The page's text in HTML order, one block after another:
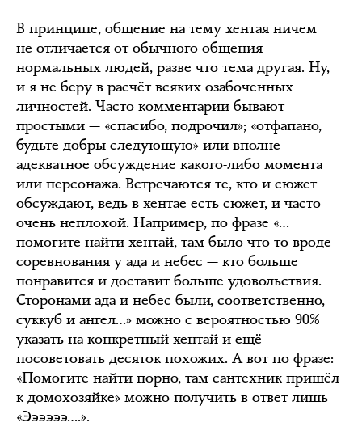
В принципе, общение на тему хентая ничем
не отличается от обычного общения
нормальных людей, разве что тема другая. Ну,
и я не беру в расчёт всяких озабоченных
личностей. Часто комментарии бывают
простыми — «спасибо, подрочил»; «отфапано,
будьте добры следующую» или вполне
адекватное обсуждение какого-либо момента
или персонажа. Встречаются те, кто и сюжет
обсуждают, ведь в хентае есть сюжет, и часто
очень неплохой. Например, по фразе «…
помогите найти хентай, там было что-то вроде
соревнования у ада и небес — кто больше
понравится и доставит больше удовольствия.
Сторонами ада и небес были, соответственно,
суккуб и ангел…» можно с вероятностью 90%
указать на конкретный хентай и ещё
посоветовать десяток похожих. А вот по фразе:
«Помогите найти порно, там сантехник пришёл
к домохозяйке» можно получить в ответ лишь
«Ээээээ….».